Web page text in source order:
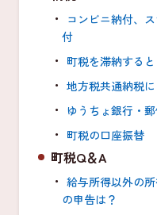
コンビニ納付、
付
町税を滞納すると
地方税共通納税
ゆうちょ銀行・
町税の口座振替
町税Q＆A
給与所得以外の
の申告は？